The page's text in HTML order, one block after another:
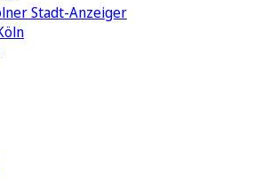
Stadt-Anzeiger